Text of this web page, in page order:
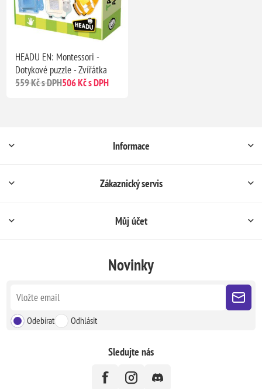
HEADU EN: Montessori -
Dotykové puzzle - Zvířátka
559 Kč s DPH506 Kč s DPH
Informace
Zákaznický servis
Můj účet
Novinky
Odebírat Odhlásit
Sledujte nás